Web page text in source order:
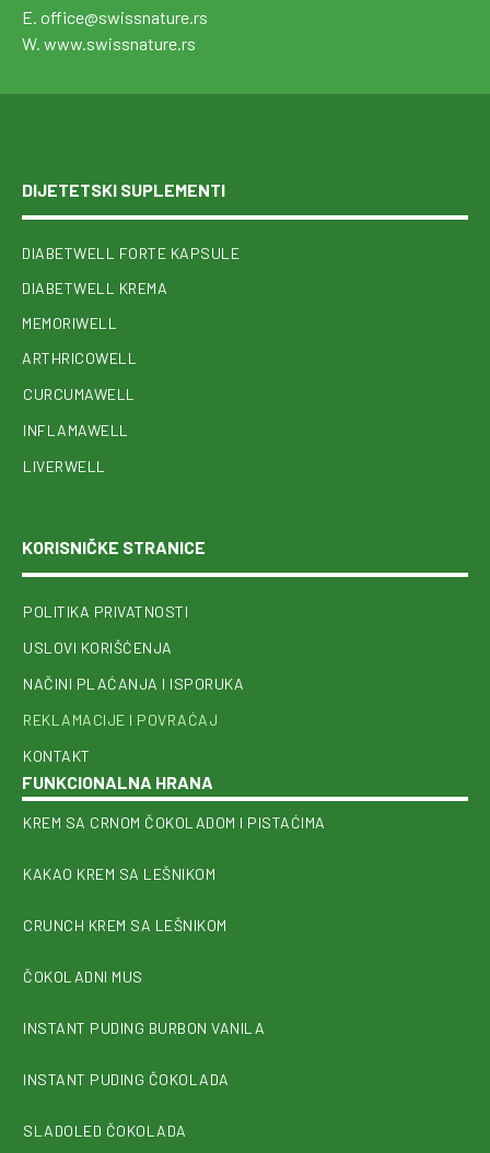
E. office@swissnature.rs
W. www.swissnature.rs
DIJETETSKI SUPLEMENTI
DIABETWELL FORTE KAPSULE
DIABETWELL KREMA
MEMORIWELL
ARTHRICOWELL
CURCUMAWELL
INFLAMAWELL
LIVERWELL
KORISNIČKE STRANICE
POLITIKA PRIVATNOSTI
USLOVI KORIŠĆENJA
NAČINI PLAĆANJA I ISPORUKA
REKLAMACIJE I POVRAĆAJ
KONTAKT
FUNKCIONALNA HRANA
KREM SA CRNOM ČOKOLADOM I PISTAĆIMA
KAKAO KREM SA LEŠNIKOM
CRUNCH KREM SA LEŠNIKOM
ČOKOLADNI MUS
INSTANT PUDING BURBON VANILA
INSTANT PUDING ČOKOLADA
SLADOLED ČOKOLADA